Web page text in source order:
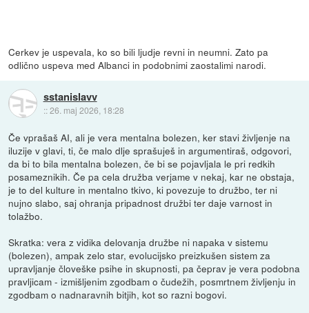
Cerkev je uspevala, ko so bili ljudje revni in neumni. Zato pa
odlično uspeva med Albanci in podobnimi zaostalimi narodi.
sstanislavv
::26. maj 2026, 18:28
Če vprašaš AI, ali je vera mentalna bolezen, ker stavi življenje na
iluzije v glavi, ti, če malo dlje sprašuješ in argumentiraš, odgovori,
da bi to bila mentalna bolezen, če bi se pojavljala le pri redkih
posameznikih. Če pa cela družba verjame v nekaj, kar ne obstaja,
je to del kulture in mentalno tkivo, ki povezuje to družbo, ter ni
nujno slabo, saj ohranja pripadnost družbi ter daje varnost in
tolažbo.
Skratka: vera z vidika delovanja družbe ni napaka v sistemu
(bolezen), ampak zelo star, evolucijsko preizkušen sistem za
upravljanje človeške psihe in skupnosti, pa čeprav je vera podobna
pravljicam - izmišljenim zgodbam o čudežih, posmrtnem življenju in
zgodbam o nadnaravnih bitjih, kot so razni bogovi.